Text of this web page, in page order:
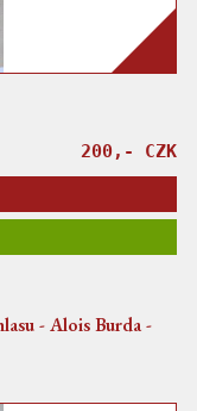
200,- CZK
- Alois Burda -